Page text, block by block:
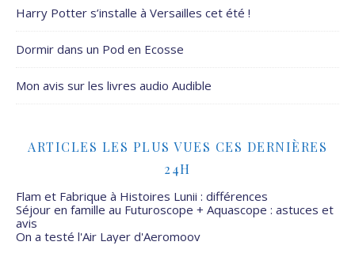
Harry Potter s’installe à Versailles cet été !
Dormir dans un Pod en Ecosse
Mon avis sur les livres audio Audible
ARTICLES LES PLUS VUES CES DERNIÈRES
24H
Flam et Fabrique à Histoires Lunii : différences
Séjour en famille au Futuroscope + Aquascope : astuces et
avis
On a testé l'Air Layer d'Aeromoov